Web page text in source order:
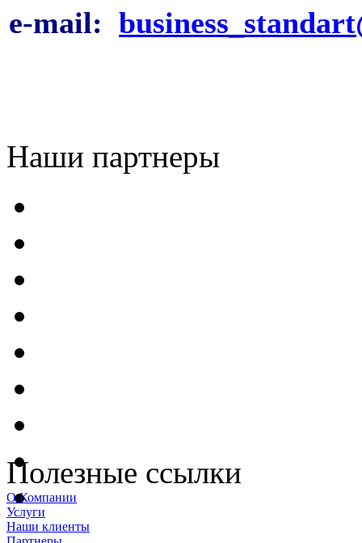
e-mail:
Наши партнеры
Полезные ссылки
О Компании
Услуги
Наши клиенты